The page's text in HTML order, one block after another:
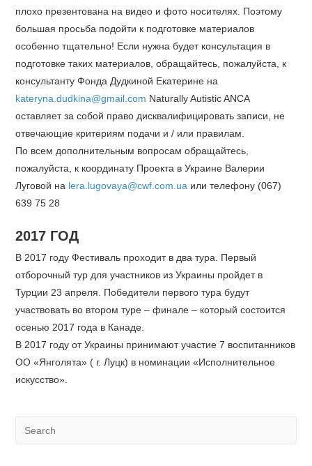
плохо презентована на видео и фото носителях. Поэтому
большая просьба подойти к подготовке материалов
особенно тщательно! Если нужна будет консультация в
подготовке таких материалов, обращайтесь, пожалуйста, к
консультанту Фонда Дудкиной Екатерине на
kateryna.dudkina@gmail.com Naturally Autistic ANCA
оставляет за собой право дисквалифицировать записи, не
отвечающие критериям подачи и / или правилам.
По всем дополнительным вопросам обращайтесь,
пожалуйста, к координату Проекта в Украине Валерии
Луговой на lera.lugovaya@cwf.com.ua или телефону (067)
639 75 28
2017 ГОД
В 2017 году Фестиваль проходит в два тура. Первый
отборочный тур для участников из Украины пройдет в
Турции 23 апреля. Победители первого тура будут
участвовать во втором туре – финале – который состоится
осенью 2017 года в Канаде.
В 2017 году от Украины принимают участие 7 воспитанников
ОО «Янголята» ( г. Луцк) в номинации «Исполнительное
искусство».